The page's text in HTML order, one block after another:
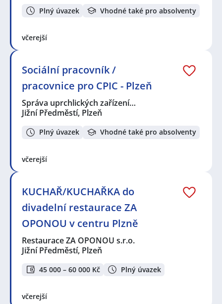
Plný úvazek Vhodné také pro absolventy
včerejší
Sociální pracovník /
pracovnice pro CPIC - Plzeň
Správa uprchlických zařízení…
Jižní Předměstí, Plzeň
Plný úvazek Vhodné také pro absolventy
včerejší
KUCHAŘ/KUCHAŘKA do
divadelní restaurace ZA
OPONOU v centru Plzně
Restaurace ZA OPONOU s.r.o.
Jižní Předměstí, Plzeň
45 000 – 60 000 Kč Plný úvazek
včerejší